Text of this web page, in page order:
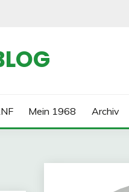
Mein 1968 Archiv